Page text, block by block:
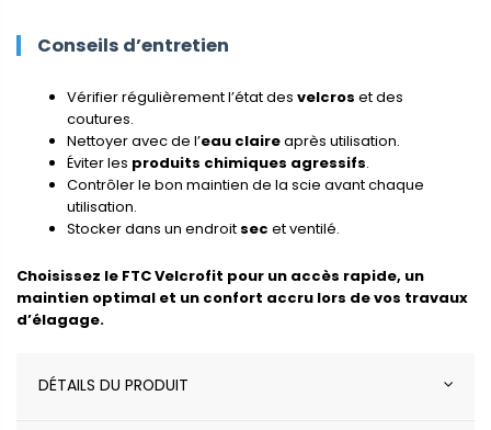
Conseils d’entretien
Vérifier régulièrement l’état des velcros et des
coutures.
Nettoyer avec de l’eau claireaprès utilisation.
Éviter les produits chimiques agressifs.
Contrôler le bon maintien de la scie avant chaque
utilisation.
Stocker dans un endroit sec et ventilé.
Choisissez le FTC Velcrofit pour un accès rapide, un
maintien optimal et un confort accru lors de vos travaux
d’élagage.
DÉTAILS DU PRODUIT